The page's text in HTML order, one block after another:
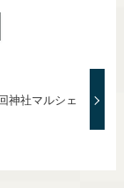
神社マルシェ